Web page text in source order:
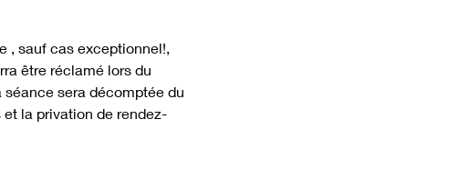
, sauf cas exceptionnel!,
être réclamé lors du
sera décomptée du
la privation de rendez-